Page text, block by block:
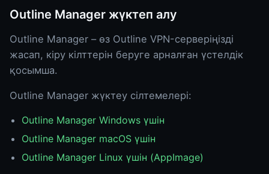
Outline Manager жүктеп алу
Outline Manager – өз Outline VPN-серверіңізді
жасап, кіру кілттерін беруге арналған үстелдік
қосымша.
Outline Manager жүктеу сілтемелері:
Outline Manager Windows үшін
Outline Manager macOS үшін
Outline Manager Linux үшін (AppImage)